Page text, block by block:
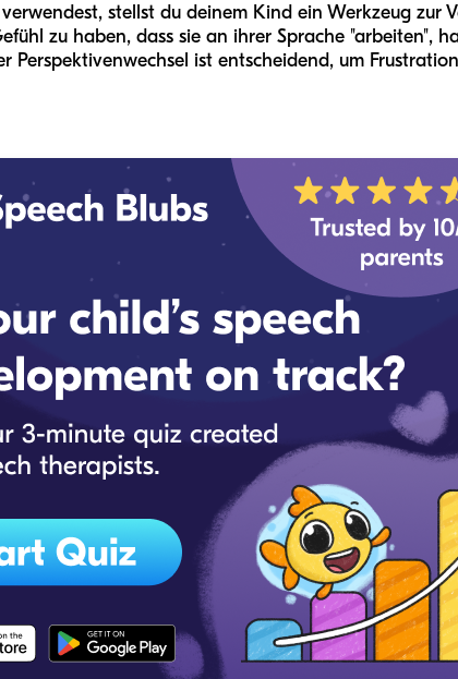
stellst du deinem Kind ein Werkzeug zur
zu haben, dass sie an ihrer Sprache "arbeiten",
Perspektivenwechsel ist entscheidend, um